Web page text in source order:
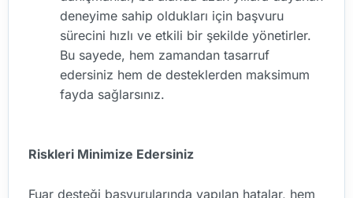
deneyime sahip oldukları için başvuru
sürecini hızlı ve etkili bir şekilde yönetirler.
Bu sayede, hem zamandan tasarruf
edersiniz hem de desteklerden maksimum
fayda sağlarsınız.
Riskleri Minimize Edersiniz
Fuar desteği başvurularında yapılan hatalar, hem